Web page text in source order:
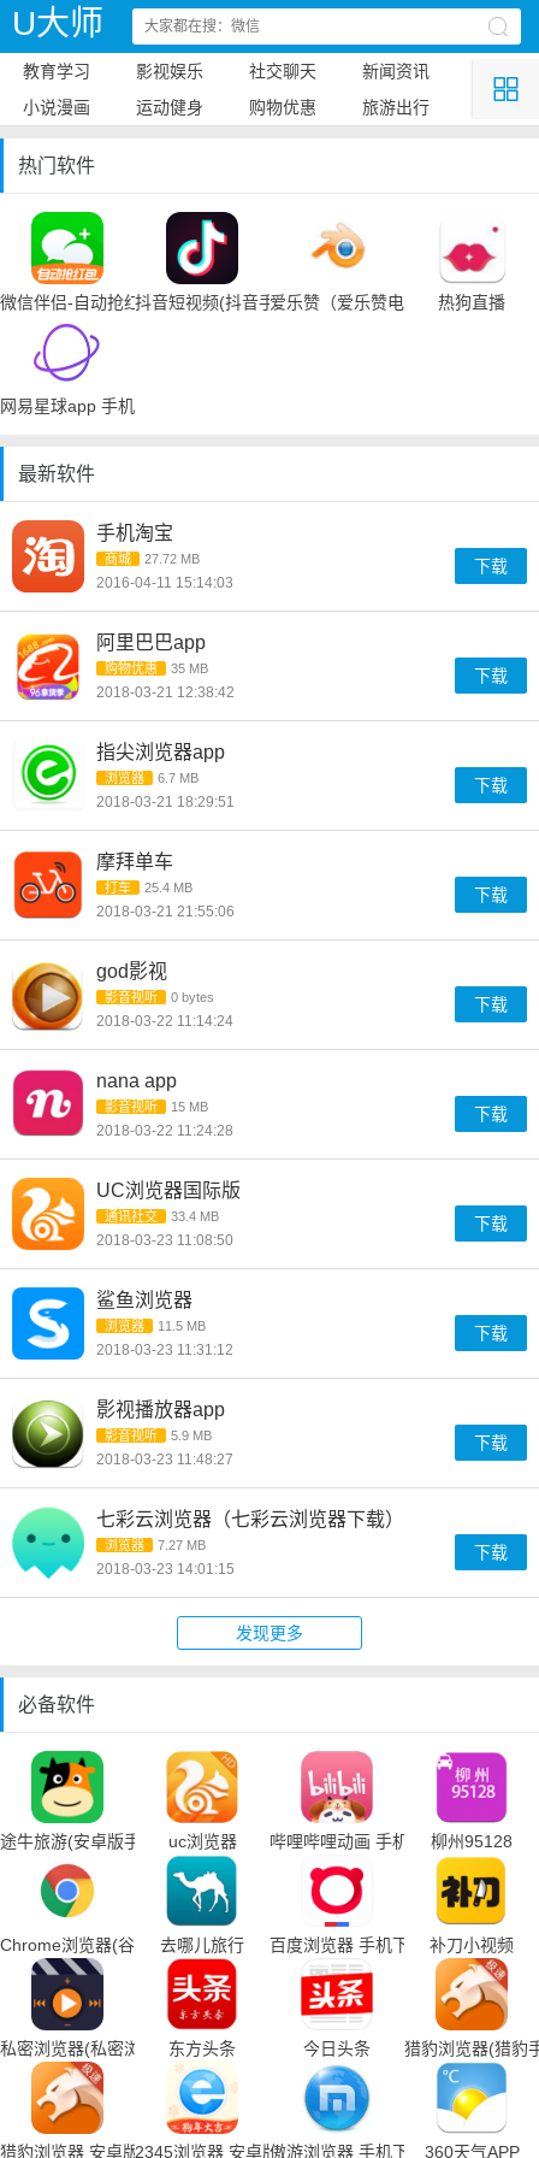
U大师
教育学习 影视娱乐 社交聊天
新闻资讯
小说漫画
运动健身 购物优惠 旅游出行
热门软件
微信伴侣-自动抢红包抖音短视频(抖音手机下载)爱乐赞（爱乐赞电脑手机下载）
热狗直播
网易星球app 手机下载
最新软件
手机淘宝
商城 27.72 MB
2016-04-11 15:14:03
下载
阿里巴巴app
购物优惠 35 MB
2018-03-21 12:38:42
下载
指尖浏览器app
浏览器 6.7 MB
2018-03-21 18:29:51
下载
摩拜单车
打车 25.4 MB
2018-03-21 21:55:06
下载
god影视
影音视听 0 bytes
2018-03-22 11:14:24
下载
nana app
影音视听 15 MB
2018-03-22 11:24:28
下载
UC浏览器国际版
通讯社交 33.4 MB
2018-03-23 11:08:50
下载
鲨鱼浏览器
浏览器 11.5 MB
2018-03-23 11:31:12
下载
影视播放器app
影音视听 5.9 MB
2018-03-23 11:48:27
下载
七彩云浏览器（七彩云浏览器下载）
浏览器 7.27 MB
2018-03-23 14:01:15
下载
发现更多
必备软件
途牛旅游(安卓版手机下载)uc浏览器 哔哩哔哩动画 手机下载柳州95128
Chrome浏览器(谷歌浏览器手机下载)
去哪儿旅行 百度浏览器 手机下载 补刀小视频
私密浏览器(私密浏览器手机下载)
东方头条 今日头条 猎豹浏览器(猎豹
猎豹浏览器 安卓版2345浏览器 安卓版傲游浏览器 手机下载360天气APP